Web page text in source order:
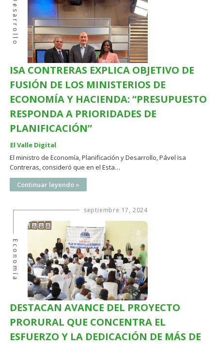
Desarrollo
ISA CONTRERAS EXPLICA OBJETIVO DE
FUSIÓN DE LOS MINISTERIOS DE
ECONOMÍA Y HACIENDA: “PRESUPUESTO
RESPONDA A PRIORIDADES DE
PLANIFICACIÓN”
El Valle Digital
El ministro de Economía, Planificación y Desarrollo, Pável Isa
Contreras, consideró que en el Esta…
Continuar leyendo »
septiembre 17, 2024
Economía
DESTACAN AVANCE DEL PROYECTO
PRORURAL QUE CONCENTRA EL
ESFUERZO Y LA DEDICACIÓN DE MÁS DE